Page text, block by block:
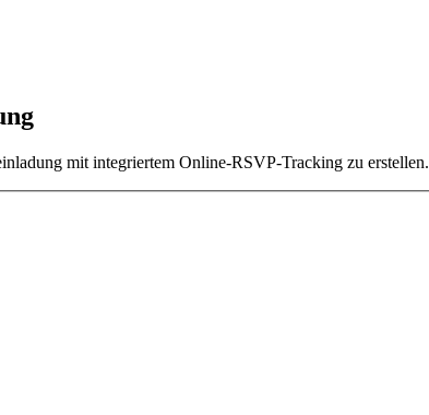
mit integriertem Online-RSVP-Tracking zu erstellen.